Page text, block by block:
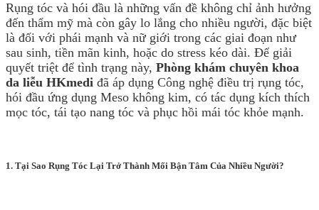
Rụng tóc và hói đầu là những vấn đề không chỉ ảnh hưởng
đến thẩm mỹ mà còn gây lo lắng cho nhiều người, đặc biệt
là đối với phái mạnh và nữ giới trong các giai đoạn như
sau sinh, tiền mãn kinh, hoặc do stress kéo dài. Để giải
quyết triệt để tình trạng này, Phòng khám chuyên khoa
da liễu HKmedi đã áp dụng Công nghệ điều trị rụng tóc,
hói đầu ứng dụng Meso không kim, có tác dụng kích thích
mọc tóc, tái tạo nang tóc và phục hồi mái tóc khỏe mạnh.
1. Tại Sao Rụng Tóc Lại Trở Thành Mối Bận Tâm Của Nhiều Người?